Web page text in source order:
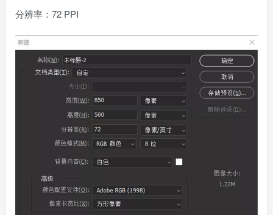
分辨率：72 PPI